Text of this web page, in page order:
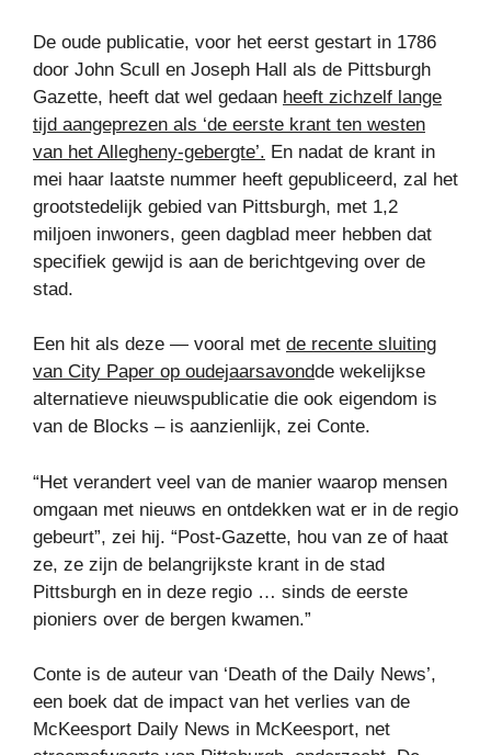
De oude publicatie, voor het eerst gestart in 1786
door John Scull en Joseph Hall als de Pittsburgh
Gazette, heeft dat wel gedaan heeft zichzelf lange
tijd aangeprezen als ‘de eerste krant ten westen
van het Allegheny-gebergte’. En nadat de krant in
mei haar laatste nummer heeft gepubliceerd, zal het
grootstedelijk gebied van Pittsburgh, met 1,2
miljoen inwoners, geen dagblad meer hebben dat
specifiek gewijd is aan de berichtgeving over de
stad.
Een hit als deze — vooral met de recente sluiting
van City Paper op oudejaarsavondde wekelijkse
alternatieve nieuwspublicatie die ook eigendom is
van de Blocks – is aanzienlijk, zei Conte.
“Het verandert veel van de manier waarop mensen
omgaan met nieuws en ontdekken wat er in de regio
gebeurt”, zei hij. “Post-Gazette, hou van ze of haat
ze, ze zijn de belangrijkste krant in de stad
Pittsburgh en in deze regio … sinds de eerste
pioniers over de bergen kwamen.”
Conte is de auteur van ‘Death of the Daily News’,
een boek dat de impact van het verlies van de
McKeesport Daily News in McKeesport, net